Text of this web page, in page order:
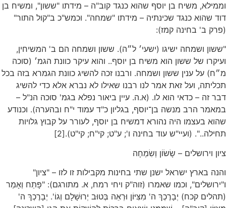
וממילא, משיח בן יוסף שהוא כנגד קוב"ה – מידתו "ששון", ומשיח בן
דוד שהוא כנגד שכינתיה – מידתו "שמחה". וכמש"כ ב"קול התור"
(פרק ב' בחינה קמז):
"ששון ושמחה ישיגו (ישעי׳ ל״ה). ששון ושמחה הם ב' המשיחין,
ועיקרו של ששון הוא משיח בן יוסף.. והוא עיקר כוונת הגמ׳ (סוכה
מ״ח) על ענין ששון ושמחה. ורבנו זכה להשיג כוונת הגמרא בזה בכל
תכליתה, ועל זאת אמר לנו רבנו שאילו לא נברא אלא כדי להשיג
דבר זה – כדאי הוא לו. (א.ה. עיין ביאור נפלא בגמ' סוכה הנ"ל –
במאמר הרב מנשה בן־יוסף, בגליון כ"ד עמוד י"ח ובהערה). וכנודע
שהוא בעצמו היה נהורא דמשיח בן יוסף, לעורר על קבוץ גלויות
תחילה..". (ועיי"ש עוד בחינה ו'; ע"ט; קי"ח; קי"ט).[2]
ציון וירושלים – שָׂשׂוֹן וְשִׂמְחָה
והנה בארץ ישראל ישנן שתי בחינות מקבילות זו לזו – "ציון"
ו"ירושלים", וכמו שאמרו (זוה"ק ויחי רמח, א. מתורגם): "פָּתַח וְאָמַר
(תהלים קכח) יְבָרֶכְךְ ה' מִצִּיּוֹן וּרְאֵה בְּטוּב יְרוּשָׁלָם וְגוֹ'. יְבָרֶכְךְ ה'